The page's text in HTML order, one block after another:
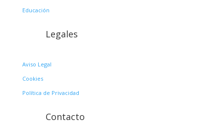
Educación
Legales
Aviso Legal
Cookies
Política de Privacidad
Contacto